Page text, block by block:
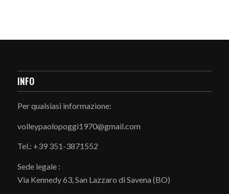
INFO
Per qualsiasi informazione:
volleypaolopoggi1970@gmail.com
Tel.: +39 351-3871552
Sede legale :
Via Kennedy 63, San Lazzaro di Savena (BO)